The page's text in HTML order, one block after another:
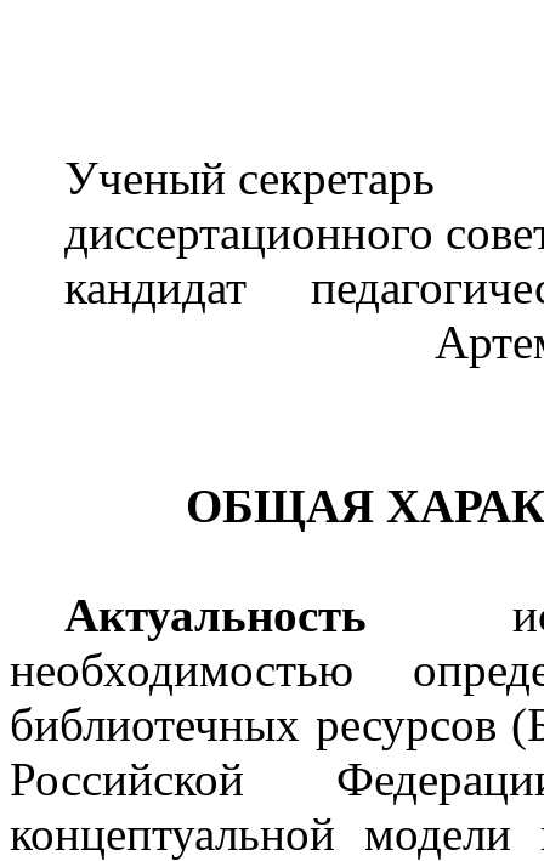
Ученый секретарь
диссертационного
кандидат
ОБЩАЯ
Актуальность
необходимостью
библиотечных ресурсов
Российской
концептуальной